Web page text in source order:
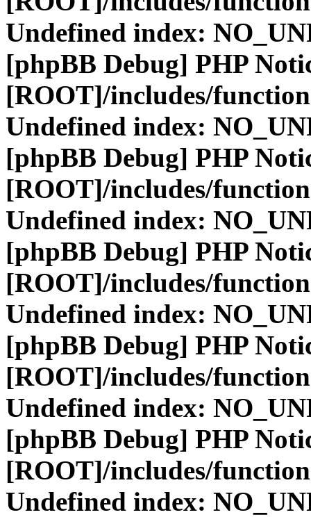
Undefined index:
[phpBB Debug] PHP
[ROOT]/includes/
Undefined index:
[phpBB Debug] PHP
[ROOT]/includes/
Undefined index:
[phpBB Debug] PHP
[ROOT]/includes/
Undefined index:
[phpBB Debug] PHP
[ROOT]/includes/
Undefined index:
[phpBB Debug] PHP
[ROOT]/includes/
Undefined index: